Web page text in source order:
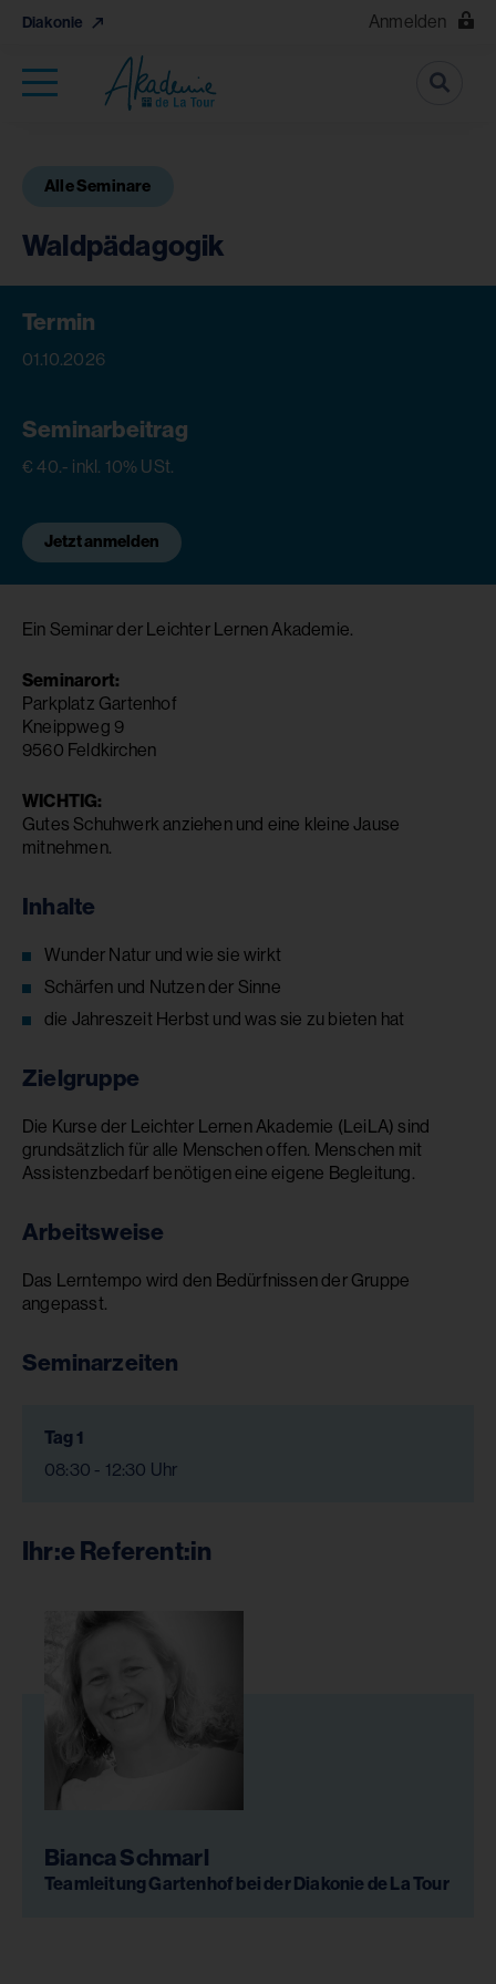
Diakonie Anmelden
Suche
Alle Seminare
Waldpädagogik
Termin
01.10.2026
Seminarbeitrag
€ 40.- inkl. 10% USt.
Jetzt anmelden
Ein Seminar der Leichter Lernen Akademie.
Seminarort:
Parkplatz Gartenhof
Kneippweg 9
9560 Feldkirchen
WICHTIG:
Gutes Schuhwerk anziehen und eine kleine Jause
mitnehmen.
Inhalte
Wunder Natur und wie sie wirkt
Schärfen und Nutzen der Sinne
die Jahreszeit Herbst und was sie zu bieten hat
Zielgruppe
Die Kurse der Leichter Lernen Akademie (LeiLA) sind
grundsätzlich für alle Menschen offen. Menschen mit
Assistenzbedarf benötigen eine eigene Begleitung.
Arbeitsweise
Das Lerntempo wird den Bedürfnissen der Gruppe
angepasst.
Seminarzeiten
Tag 1
08:30 - 12:30 Uhr
Ihr:e Referent:in
Bianca Schmarl
Teamleitung Gartenhof bei der Diakonie de La Tour